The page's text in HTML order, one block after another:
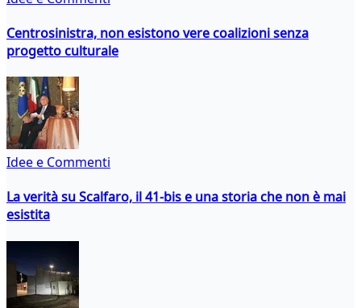
Centrosinistra, non esistono vere coalizioni senza
progetto culturale
Idee e Commenti
La verità su Scalfaro, il 41-bis e una storia che non è mai
esistita